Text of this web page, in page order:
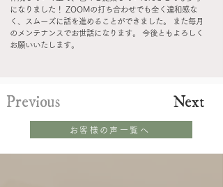
になりました！ ZOOMの打ち合わせでも全く違和感な
く、スムーズに話を進めることができました。 また毎月
のメンテナンスでお世話になります。 今後ともよろしく
お願いいたします。
Previous Next
お客様の声一覧へ